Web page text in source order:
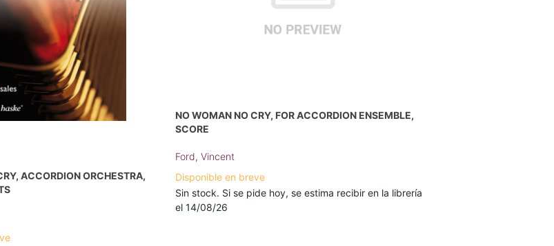
ACCORDION ORCHESTRA,
NO WOMAN NO CRY, FOR ACCORDION ENSEMBLE,
SCORE
Ford, Vincent
Disponible en breve
Sin stock. Si se pide hoy, se estima recibir en la librería
el 14/08/26